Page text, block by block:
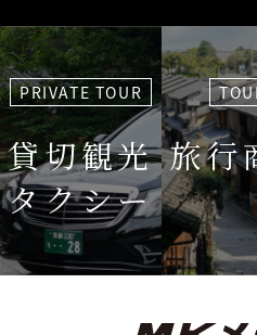
PRIVATE TOUR
貸切観光
タクシー
旅行